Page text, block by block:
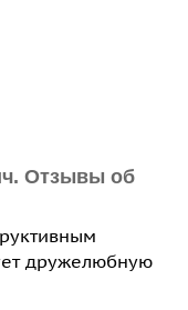
Отзывы об
дружелюбную